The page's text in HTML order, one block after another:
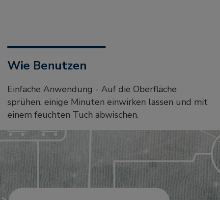
Wie Benutzen
Einfache Anwendung - Auf die Oberfläche
sprühen, einige Minuten einwirken lassen und mit
einem feuchten Tuch abwischen.